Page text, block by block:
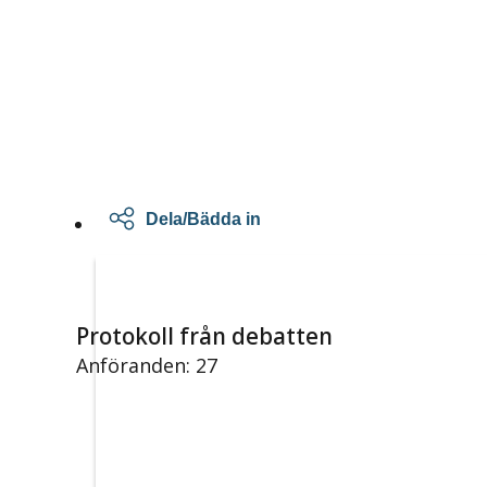
Dela/Bädda in
Protokoll från debatten
Anföranden: 27